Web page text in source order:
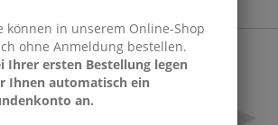
können in unserem Online-Shop
ohne Anmeldung bestellen.
Ihrer ersten Bestellung legen
Ihnen automatisch ein
an.